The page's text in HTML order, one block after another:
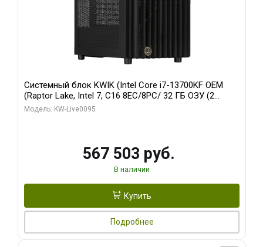
Системный блок KWIK (Intel Core i7-13700KF OEM
(Raptor Lake, Intel 7, C16 8EC/8PC/ 32 ГБ ОЗУ (2
модуля)/ Afox RTX4090 24GB GDDR6X 384-Bit 3xDP
Модель: KW-Live0095
567 503 руб.
В наличии
Купить
Подробнее